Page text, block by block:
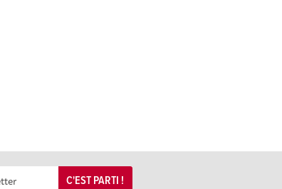
C'EST PARTI !